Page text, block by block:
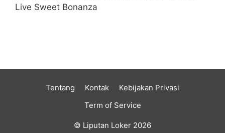
Live Sweet Bonanza
Tentang Kontak
Kebijakan Privasi
Term of Service
© Liputan Loker 2026